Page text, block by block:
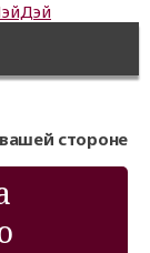
стороне